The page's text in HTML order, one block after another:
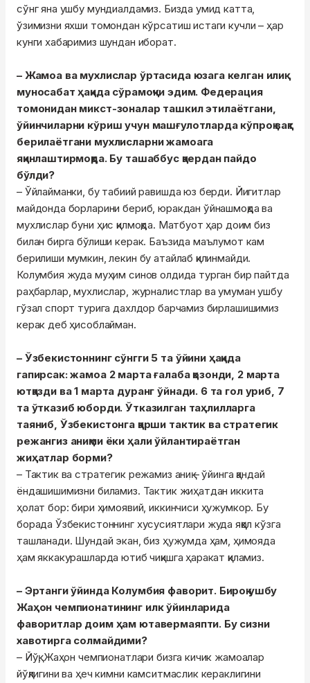
сўнг яна ушбу мундиалдамиз. Бизда умид катта,
ўзимизни яхши томондан кўрсатиш истаги кучли – ҳар
кунги хабаримиз шундан иборат.
– Жамоа ва мухлислар ўртасида юзага келган илиқ
муносабат ҳақида сўрамоқчи эдим. Федерация
томонидан микст-зоналар ташкил этилаётгани,
ўйинчиларни кўриш учун машғулотларда кўпроқ вақт
берилаётгани мухлисларни жамоага
яқинлаштирмоқда. Бу ташаббус қаердан пайдо
бўлди?
– Ўйлайманки, бу табиий равишда юз берди. Йигитлар
майдонда борларини бериб, юракдан ўйнашмоқда ва
мухлислар буни ҳис қилмоқда. Матбуот ҳар доим биз
билан бирга бўлиши керак. Баъзида маълумот кам
берилиши мумкин, лекин бу атайлаб қилинмайди.
Колумбия жуда муҳим синов олдида турган бир пайтда
раҳбарлар, мухлислар, журналистлар ва умуман ушбу
гўзал спорт турига дахлдор барчамиз бирлашишимиз
керак деб ҳисоблайман.
– Ўзбекистоннинг сўнгги 5 та ўйини ҳақида
гапирсак: жамоа 2 марта ғалаба қозонди, 2 марта
ютқазди ва 1 марта дуранг ўйнади. 6 та гол уриб, 7
та ўтказиб юборди. Ўтказилган таҳлилларга
таяниб, Ўзбекистонга қарши тактик ва стратегик
режангиз аниқми ёки ҳали ўйлантираётган
жиҳатлар борми?
– Тактик ва стратегик режамиз аниқ – ўйинга қандай
ёндашишимизни биламиз. Тактик жиҳатдан иккита
ҳолат бор: бири ҳимоявий, иккинчиси ҳужумкор. Бу
борада Ўзбекистоннинг хусусиятлари жуда яққол кўзга
ташланади. Шундай экан, биз ҳужумда ҳам, ҳимояда
ҳам яккакурашларда ютиб чиқишга ҳаракат қиламиз.
– Эртанги ўйинда Колумбия фаворит. Бироқ ушбу
Жаҳон чемпионатининг илк ўйинларида
фаворитлар доим ҳам ютавермаяпти. Бу сизни
хавотирга солмайдими?
– Йўқ, Жаҳон чемпионатлари бизга кичик жамоалар
йўқлигини ва ҳеч кимни камситмаслик кераклигини